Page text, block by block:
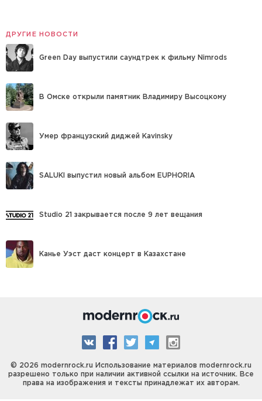
ДРУГИЕ НОВОСТИ
Green Day выпустили саундтрек к фильму Nimrods
В Омске открыли памятник Владимиру Высоцкому
Умер французский диджей Kavinsky
SALUKI выпустил новый альбом EUPHORIA
Studio 21 закрывается после 9 лет вещания
Канье Уэст даст концерт в Казахстане
© 2026 modernrock.ru Использование материалов modernrock.ru
разрешено только при наличии активной ссылки на источник. Все
права на изображения и тексты принадлежат их авторам.